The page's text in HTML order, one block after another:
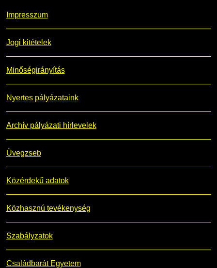
Impresszum
Jogi kitételek
Minőségirányítás
Nyertes pályázataink
Archív pályázati hírlevelek
Üvegzseb
Közérdekű adatok
Közhasznú tevékenység
Szabályzatok
Családbarát Egyetem